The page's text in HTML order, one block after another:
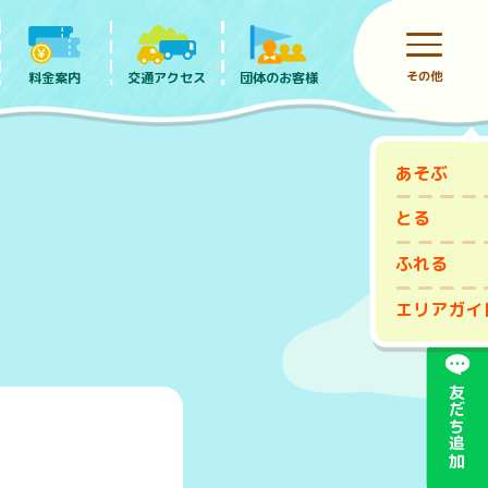
あそぶ
とる
ふれる
エリアガイ
料金案内 交通アクセス 団体のお客様 その他
前売りチケット
友だち追加